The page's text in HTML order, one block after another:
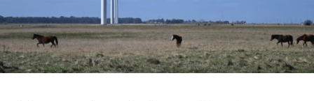
pinar.
Espectáculos y Área Kids: Shows de artistas locales e
invitados en el escenario principal, junto a una zona
dedicada exclusivamente al entretenimiento infantil con